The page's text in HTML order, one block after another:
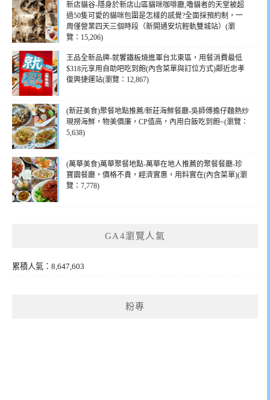
新店貓谷-隱身於新店山區貓咪咖啡廳,嚕貓者的天堂被超
過50隻可愛的貓咪包圍是怎樣的感覺?全面採預約制，一
周僅營業四天三個時段（新開通安坑輕軌雙城站）(瀏
覽：15,206)
王品全新品牌-就饗鐵板燒進軍台北東區，用餐消費最低
$318元享用自助吧吃到飽(內含菜單與訂位方式)鄰近忠孝
復興捷運站(瀏覽：12,867)
(新莊美食)聚餐地點推薦/新莊海鮮餐廳-吳師傅擔仔麵熱炒
現撈海鮮，物美價廉，CP值高，內用白飯吃到飽~(瀏覽：
5,638)
(萬華美食)萬華聚餐地點-萬華在地人推薦的聚餐餐廳-珍
寶園餐廳，價格不貴，經濟實惠，用料實在(內含菜單)(瀏
覽：7,778)
GA4瀏覽人氣
累積人氣：8,647,603
粉專